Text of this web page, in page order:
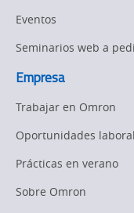
Eventos
Seminarios web a
Empresa
Trabajar en Omron
Oportunidades
Prácticas en verano
Sobre Omron